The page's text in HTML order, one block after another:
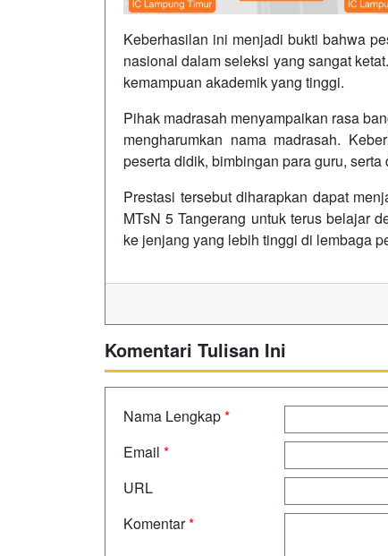
Keberhasilan ini menjadi bukti bahwa
nasional dalam seleksi yang sangat
kemampuan akademik yang tinggi.
Pihak madrasah menyampaikan rasa
mengharumkan nama madrasah.
peserta didik, bimbingan para guru,
Prestasi tersebut diharapkan dapat
MTsN 5 Tangerang untuk terus belajar
ke jenjang yang lebih tinggi di lembaga
Komentari Tulisan Ini
Nama Lengkap*
Email *
URL
Komentar*